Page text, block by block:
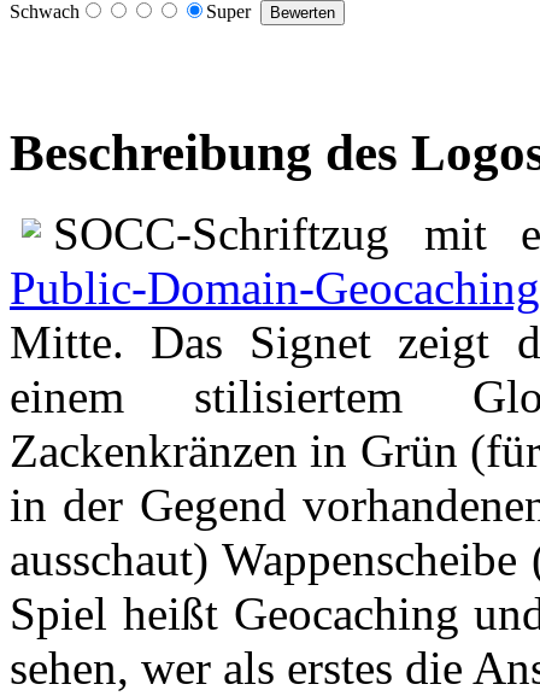
Schwach Super
Beschreibung des
SOCC-Schriftzug mit
Public-Domain-
Mitte. Das Signet zeigt
einem stilisiertem
Zackenkränzen in Grün
in der Gegend
ausschaut)
Spiel heißt Geocaching
sehen, wer als erstes die